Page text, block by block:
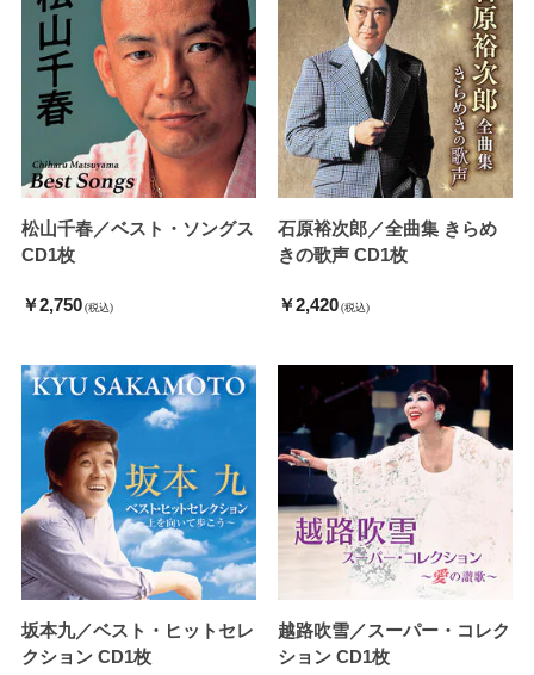
松山千春／ベスト・ソングス
CD1枚
￥2,750 (税込)
石原裕次郎／全曲集 きらめ
きの歌声 CD1枚
￥2,420 (税込)
坂本九／ベスト・ヒットセレ
クション CD1枚
越路吹雪／スーパー・コレク
ション CD1枚